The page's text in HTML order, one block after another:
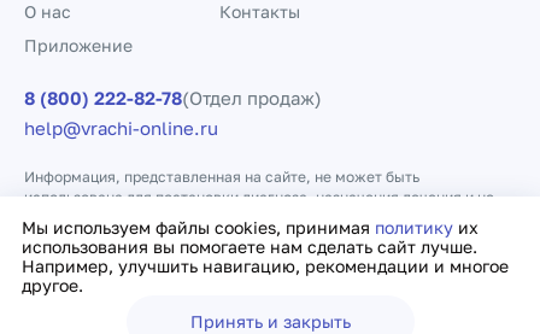
Мы используем файлы cookies, принимая политику их
использования вы помогаете нам сделать сайт лучше.
Например, улучшить навигацию, рекомендации и многое
другое.
Принять и закрыть
О нас
Контакты
Приложение
8 (800) 222-82-78(Отдел продаж)
help@vrachi-online.ru
Информация, представленная на сайте, не может быть
использована для постановки диагноза, назначения лечения и не
заменяет прием врача.
Политика конфиденциальности Договор оферты